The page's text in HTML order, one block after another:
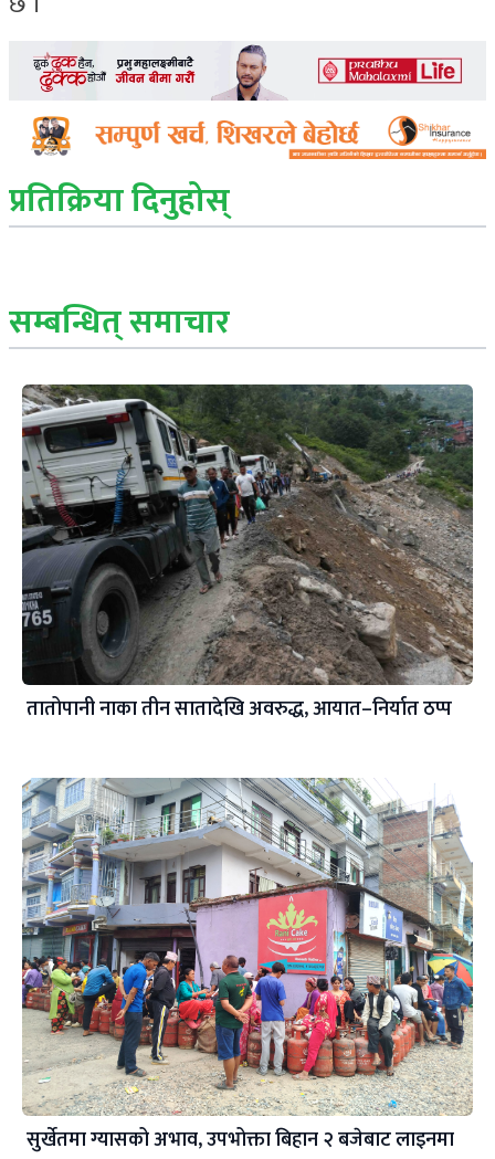
प्रतिक्रिया दिनुहोस्
सम्बन्धित् समाचार
तातोपानी नाका तीन सातादेखि अवरुद्ध, आयात–निर्यात ठप्प
सुर्खेतमा ग्यासको अभाव, उपभोक्ता बिहान २ बजेबाट लाइनमा